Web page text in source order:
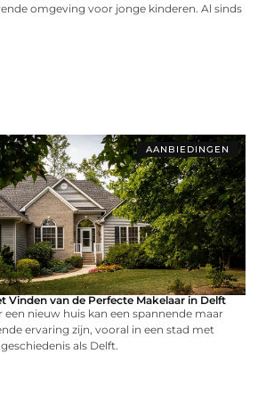
omgeving voor jonge kinderen. Al sinds
AANBIEDINGEN
Vinden van de Perfecte Makelaar in Delft
een nieuw huis kan een spannende maar
ervaring zijn, vooral in een stad met
als Delft.